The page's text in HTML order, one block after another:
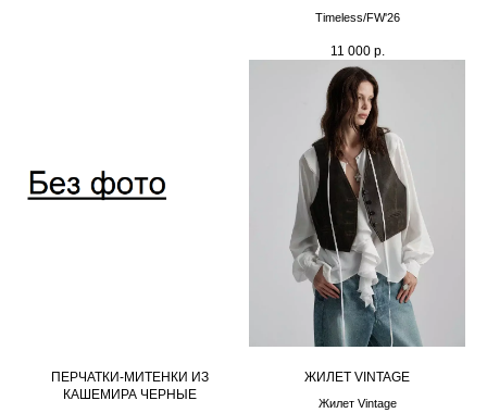
Timeless/FW'26
11 000 р.
ПЕРЧАТКИ-МИТЕНКИ ИЗ
КАШЕМИРА ЧЕРНЫЕ
ЖИЛЕТ VINTAGE
Жилет Vintage